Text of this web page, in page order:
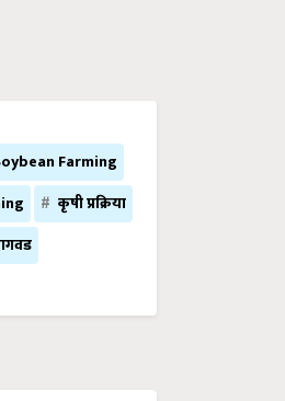
Farming
कृषी प्रक्रिया